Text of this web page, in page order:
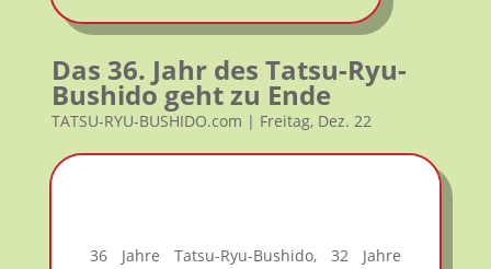
Das 36. Jahr des Tatsu-Ryu-
Bushido geht zu Ende
TATSU-RYU-BUSHIDO.com | Freitag, Dez. 22
36 Jahre Tatsu-Ryu-Bushido, 32 Jahre